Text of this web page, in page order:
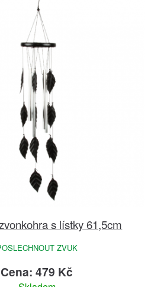
s lístky 61,5cm
ZVUK
Cena: 479 Kč